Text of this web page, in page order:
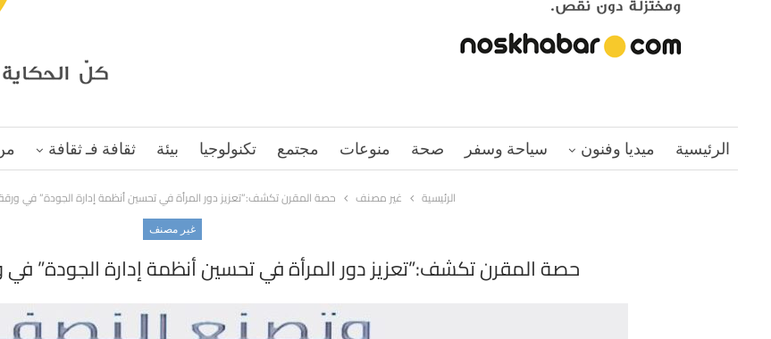
الرئيسية ميديا وفنون سياحة وسفر صحة منوعات مجتمع تكنولوجيا بيئة ثقافة فـ ثقافة
الرئيسية غير مصنف حصة المقرن تكشف:”تعزيز دور المرأة في تحسين أنظمة إدارة الجودة” في
غير مصنف
حصة المقرن تكشف:”تعزيز دور المرأة في تحسين أنظمة إدارة الجودة” في